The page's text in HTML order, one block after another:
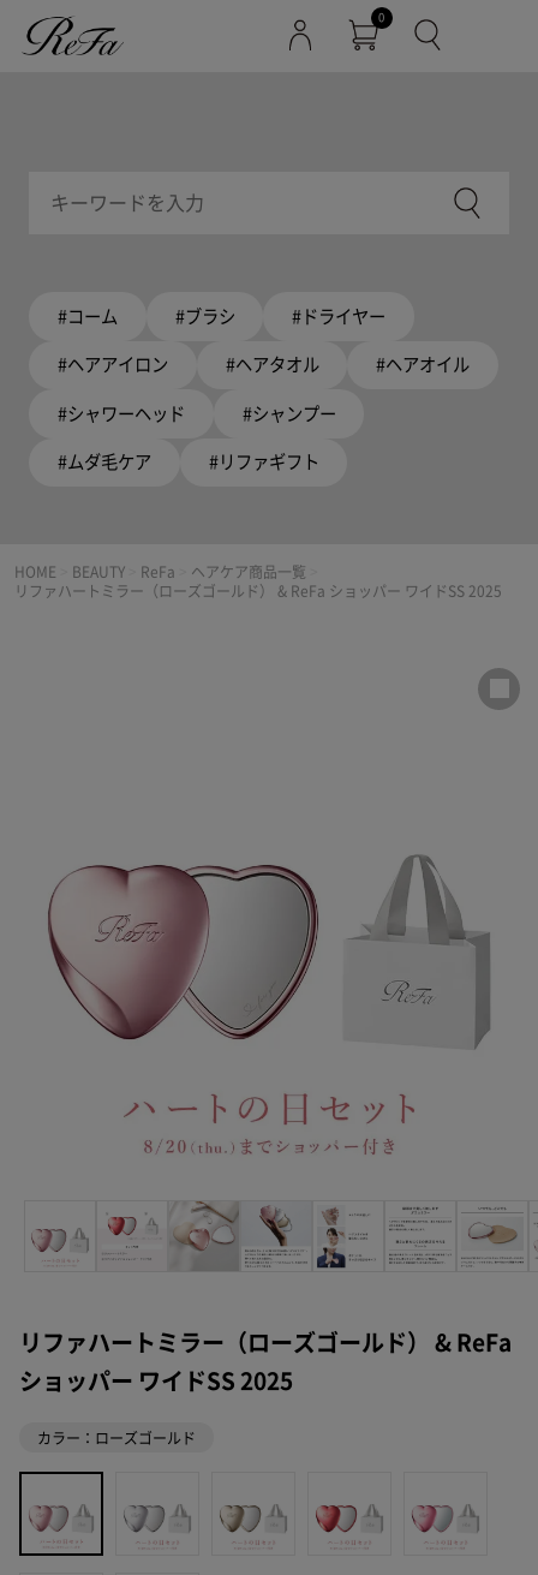
0
#コーム #ブラシ #ドライヤー
#ヘアアイロン #ヘアタオル #ヘアオイル
#シャワーヘッド #シャンプー
#ムダ毛ケア #リファギフト
HOME BEAUTY ReFa ヘアケア商品一覧
リファハートミラー（ローズゴールド） & ReFa ショッパー ワイドSS 2025
リファハートミラー（ローズゴールド） & ReFa
ショッパー ワイドSS 2025
カラー：ローズゴールド